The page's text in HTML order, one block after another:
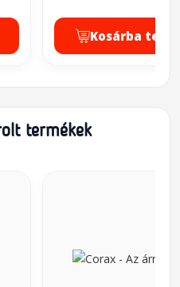
Kosárba
termékek